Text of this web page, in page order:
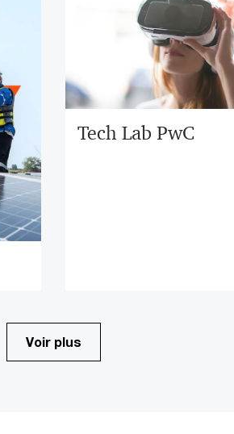
Tech Lab PwC
Voir plus